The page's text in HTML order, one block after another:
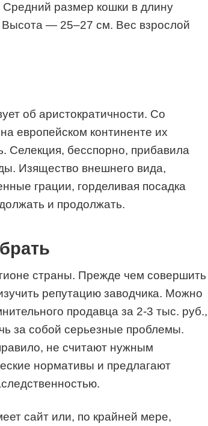
Средний размер кошки в длину
— 25–27 см. Вес взрослой
об аристократичности. Со
европейском континенте их
Селекция, бесспорно, прибавила
Изящество внешнего вида,
грации, горделивая посадка
и продолжать.
страны. Прежде чем совершить
репутацию заводчика. Можно
продавца за 2-3 тыс. руб.,
за собой серьезные проблемы.
не считают нужным
нормативы и предлагают
сайт или, по крайней мере,